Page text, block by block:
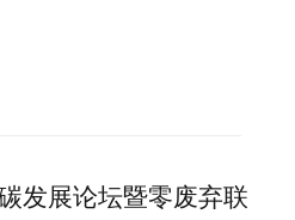
发展论坛暨零废弃联